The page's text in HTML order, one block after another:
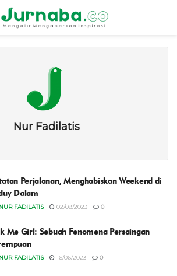
Nur Fadilatis
Perjalanan, Menghabiskan Weekend di
Dalam
NUR FADILATIS 02/08/2023 0
Me Girl: Sebuah Fenomena Persaingan
NUR FADILATIS 16/06/2023 0